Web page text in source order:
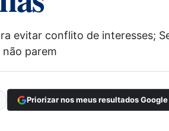
evitar conflito de interesses;
parem
Priorizar nos meus resultados Google